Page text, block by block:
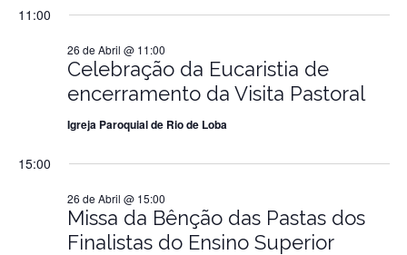
de
Abril
2026
11:00
Celebração da Eucaristia de
encerramento da Visita Pastoral
26 de Abril @ 11:00
Igreja Paroquial de Rio de Loba
15:00
Missa da Bênção das Pastas dos
Finalistas do Ensino Superior
26 de Abril @ 15:00